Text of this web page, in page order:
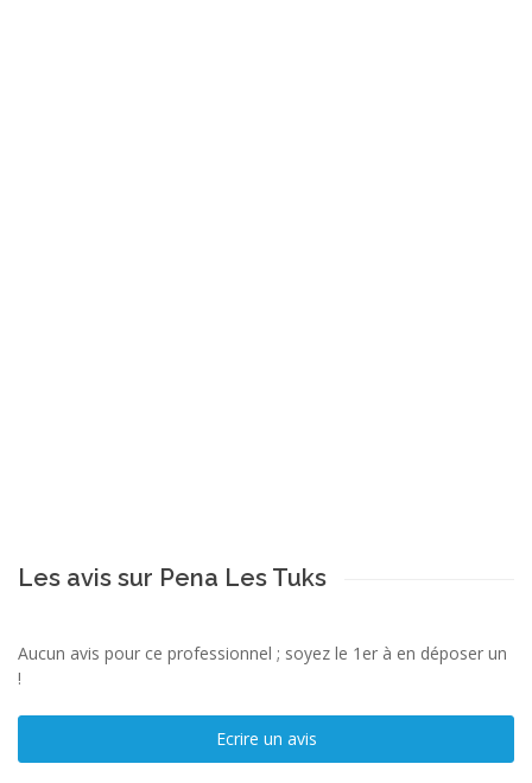
Les avis sur Pena Les Tuks
Aucun avis pour ce professionnel ; soyez le 1er à en déposer un
!
Ecrire un avis